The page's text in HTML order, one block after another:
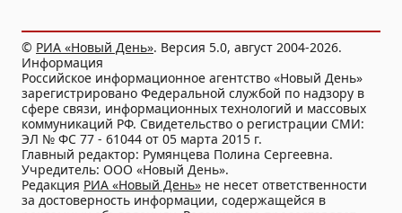
© РИА «Новый День». Версия 5.0, август 2004-2026.
Информация
Российское информационное агентство «Новый День»
зарегистрировано Федеральной службой по надзору в
сфере связи, информационных технологий и массовых
коммуникаций РФ. Свидетельство о регистрации СМИ:
ЭЛ № ФС 77 - 61044 от 05 марта 2015 г.
Главный редактор: Румянцева Полина Сергеевна.
Учредитель: ООО «Новый День».
Редакция РИА «Новый День» не несет ответственности
за достоверность информации, содержащейся в